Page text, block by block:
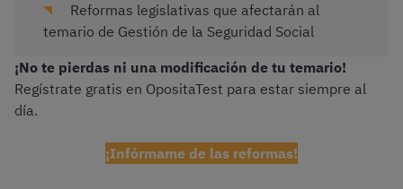
Reformas legislativas que afectarán al
temario de Gestión de la Seguridad Social
¡No te pierdas ni una modificación de tu temario!
Regístrate gratis en OpositaTest para estar siempre al
día.
¡Infórmame de las reformas!